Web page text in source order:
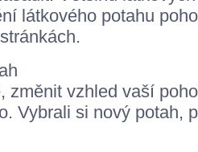
látkového potahu
změnit vzhled vaší
Vybrali si nový potah,